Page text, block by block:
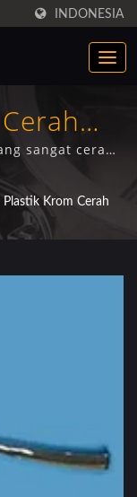
INDONESIA
Trim
sangat cerah
terintegrasi,
yang
rumah
Krom Cerah